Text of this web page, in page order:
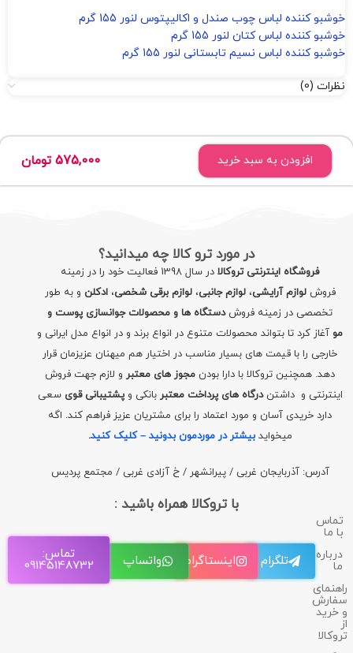
خوشبو کننده لباس چوب صندل و اکالیپتوس لنور 155 گرم
خوشبو کننده لباس کتان لنور 155 گرم
خوشبو کننده لباس نسیم تابستانی لنور 155 گرم
نظرات (0)
افزودن به سبد خرید 575,000 تومان
در مورد ترو کالا چه میدانید؟
فروشگاه اینترنتی تروکالا
در سال 1398 فعالیت خود را در زمینه
فروشلوازم آرایشی،لوازم جانبی،لوازم برقی شخصی،ادکلن و به طور
تخصصی در زمینه فروشدستگاه ها و محصولات جوانسازی پوست و
مو آغاز کرد تا بتواند محصولات متنوع در انواع برند و در انواع مدل ایرانی و
خارجی را با قیمت های بسیار مناسب در اختیار هم میهنان عزیزمان قرار
دهد. همچنین تروکالا با دارا بودن مجوز های معتبرو لازم جهت فروش
اینترنتی و داشتندرگاه های پرداخت معتبر بانکی وپشتیبانی قوی سعی
دارد خریدی آسان و مورد اعتماد را برای مشتریان عزیز فراهم کند. اگه
میخوایدبیشتر در موردمون بدونید – کلیک کنید.
آدرس: آذربایجان غربی / پیرانشهر / خ آزادی غربی / مجتمع پردیس
با تروکالا همراه باشید :
تماس
با ما
درباره
ما
راهنمای
سفارش
و خرید
از
تروکالا
تلگرام اینستاگرام واتساپ تماس:
09145148732